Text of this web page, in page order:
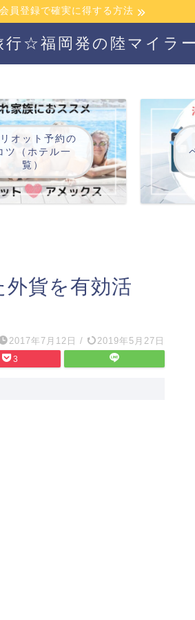
員登録で確実に得する方法
行☆福岡発の陸マイラ
オット予約の
ツ（ホテル一
覧）
貨を有効活
2017年7月12日 / 2019年5月27日
3